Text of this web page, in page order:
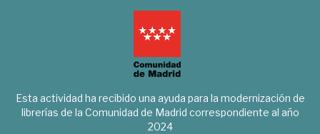
Esta actividad ha recibido una ayuda para la modernización de
librerías de la Comunidad de Madrid correspondiente al año
2024